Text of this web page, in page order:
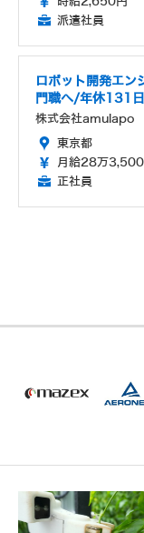
派遣社員
ロボット開発エ
門職へ/年休131日
株式会社amulapo
東京都
月給28万3,500
正社員